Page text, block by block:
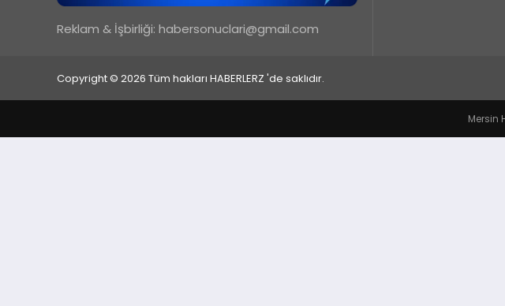
Reklam & İşbirliği: habersonuclari@gmail.com
Copyright © 2026 Tüm hakları HABERLERZ 'de saklıdır.
Mersin